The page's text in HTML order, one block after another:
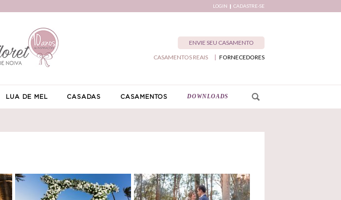
LOGIN CADASTRE-SE
ENVIE SEU CASAMENTO
FORNECEDORES
CASAMENTOS REAIS
LUA DE MEL CASADAS CASAMENTOS DOWNLOADS